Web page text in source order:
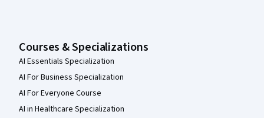
Courses & Specializations
AI Essentials Specialization
AI For Business Specialization
AI For Everyone Course
AI in Healthcare Specialization